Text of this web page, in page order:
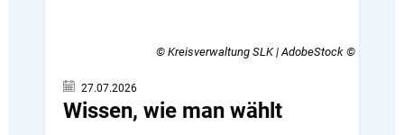
© Kreisverwaltung SLK | AdobeStock
27.07.2026
Wissen, wie man wählt